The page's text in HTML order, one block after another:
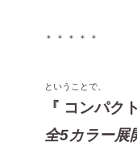
＊ ＊ ＊ ＊ ＊
ということで、
『 コンパク
全5カラー展